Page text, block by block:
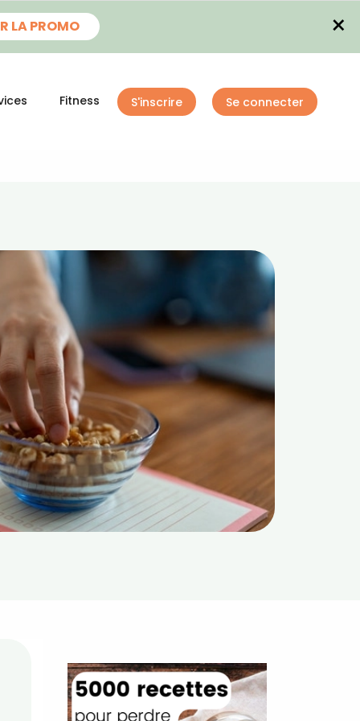
LA PROMO ×
Fitness S'inscrire Se connecter